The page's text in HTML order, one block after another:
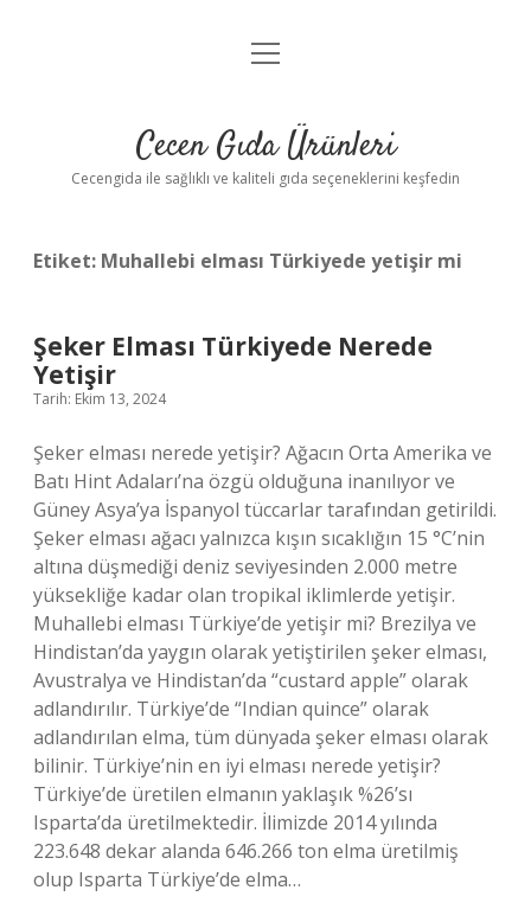
Anasayfa
Yasal Uyarı
menüyü
Cecen Gıda Ürünleri
Cecengida ile sağlıklı ve kaliteli gıda seçeneklerini keşfedin
Etiket: Muhallebi elması Türkiyede yetişir mi
Şeker Elması Türkiyede Nerede
Yetişir
Tarih: Ekim 13, 2024
Şeker elması nerede yetişir? Ağacın Orta Amerika ve
Batı Hint Adaları’na özgü olduğuna inanılıyor ve
Güney Asya’ya İspanyol tüccarlar tarafından getirildi.
Şeker elması ağacı yalnızca kışın sıcaklığın 15 °C’nin
altına düşmediği deniz seviyesinden 2.000 metre
yüksekliğe kadar olan tropikal iklimlerde yetişir.
Muhallebi elması Türkiye’de yetişir mi? Brezilya ve
Hindistan’da yaygın olarak yetiştirilen şeker elması,
Avustralya ve Hindistan’da “custard apple” olarak
adlandırılır. Türkiye’de “Indian quince” olarak
adlandırılan elma, tüm dünyada şeker elması olarak
bilinir. Türkiye’nin en iyi elması nerede yetişir?
Türkiye’de üretilen elmanın yaklaşık %26’sı
Isparta’da üretilmektedir. İlimizde 2014 yılında
223.648 dekar alanda 646.266 ton elma üretilmiş
olup Isparta Türkiye’de elma…